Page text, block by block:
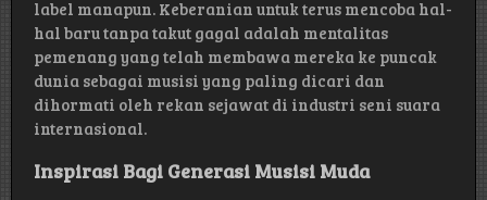
label manapun. Keberanian untuk terus mencoba hal-
hal baru tanpa takut gagal adalah mentalitas
pemenang yang telah membawa mereka ke puncak
dunia sebagai musisi yang paling dicari dan
dihormati oleh rekan sejawat di industri seni suara
internasional.
Inspirasi Bagi Generasi Musisi Muda